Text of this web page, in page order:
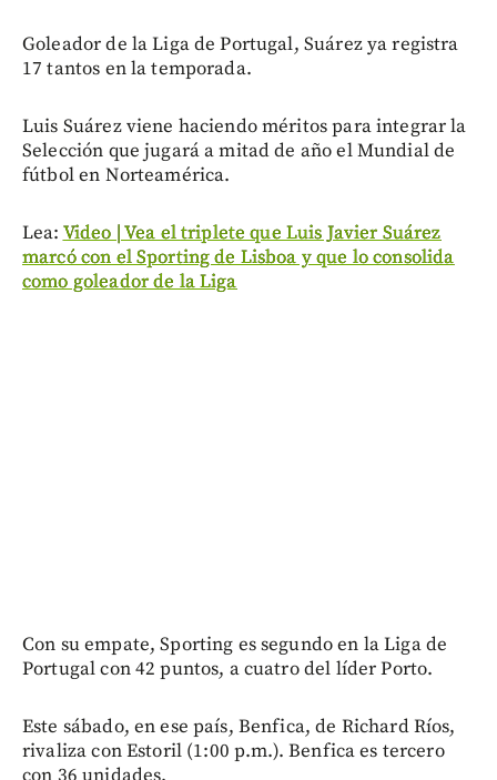
Goleador de la Liga de Portugal, Suárez ya registra
17 tantos en la temporada.
Luis Suárez viene haciendo méritos para integrar la
Selección que jugará a mitad de año el Mundial de
fútbol en Norteamérica.
Lea: Video | Vea el triplete que Luis Javier Suárez
marcó con el Sporting de Lisboa y que lo consolida
como goleador de la Liga
Con su empate, Sporting es segundo en la Liga de
Portugal con 42 puntos, a cuatro del líder Porto.
Este sábado, en ese país, Benfica, de Richard Ríos,
rivaliza con Estoril (1:00 p.m.). Benfica es tercero
con 36 unidades.